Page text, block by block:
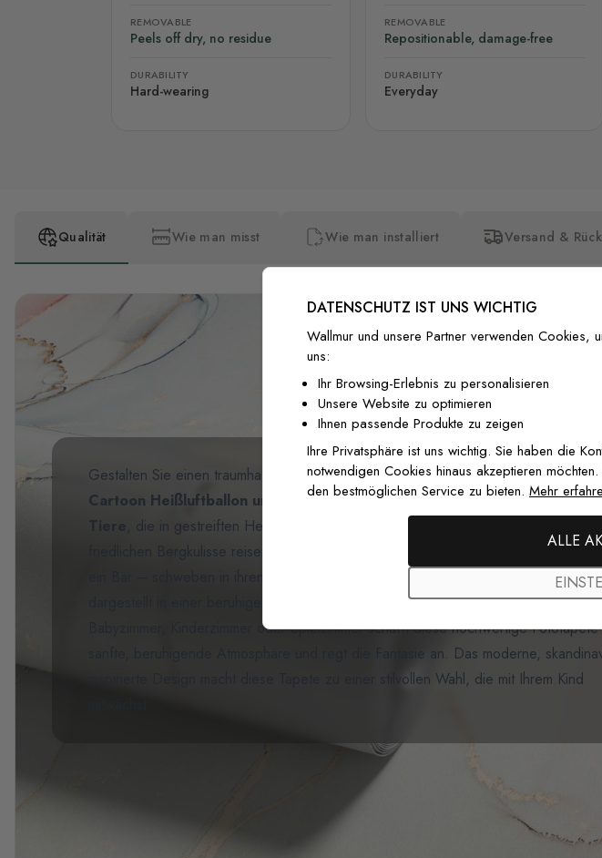
REMOVABLE
Peels off dry, no residue
DURABILITY
Hard-wearing
REMOVABLE
Repositionable, damage-free
DURABILITY
Everyday
Qualität Wie man misst Wie man installiert Versand &
Gestalten Sie einen traumhaften Abenteuerspielplatz mit unsererFototapete
Cartoon Heißluftballon und Flugzeug. Diese bezaubernde Tapete zeigt
, die in gestreiften Heißluftballons und fantasievollen Hubschraubern vor einer
friedlichen Bergkulisse reisen. Süße Waldfreunde – darunter ein Hase, ein Fuchs
ein Bär – schweben in ihren fliegenden Gefährten zwischen flauschigen Wolken,
dargestellt in einer beruhigenden Palette aus sanftem Blau, Grau und Beige.
Babyzimmer, Kinderzimmer oder Spielzimmer schafft diese hochwertige
sanfte, beruhigende Atmosphäre und regt die Fantasie an. Das moderne,
inspirierte Design macht diese Tapete zu einer stilvollen Wahl, die mit Ihrem Kind
DATENSCHUTZ IST UNS WICHTIG
Wallmur und unsere Partner verwenden Cookies,
uns:
Ihr Browsing-Erlebnis zu personalisieren
Unsere Website zu optimieren
Ihnen passende Produkte zu zeigen
Ihre Privatsphäre ist uns wichtig. Sie haben die
notwendigen Cookies hinaus akzeptieren
den bestmöglichen Service zu bieten. Mehr
ALLE